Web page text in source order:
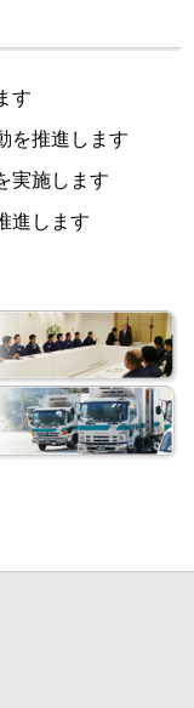
す
を推進します
実施します
進します